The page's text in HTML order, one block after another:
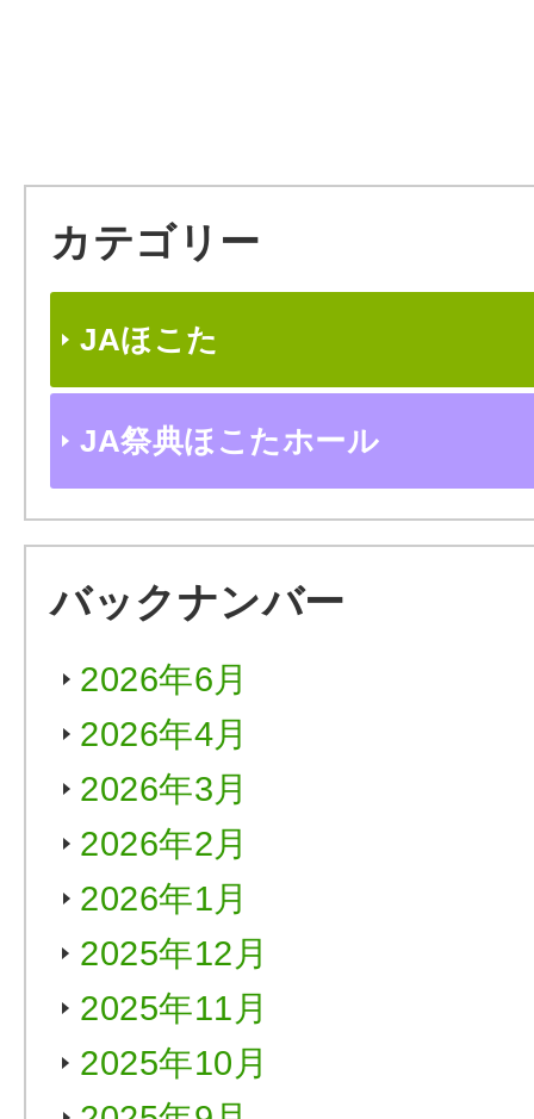
カテゴリー
JAほこた
JA祭典ほこたホール
バックナンバー
2026年6月
2026年4月
2026年3月
2026年2月
2026年1月
2025年12月
2025年11月
2025年10月